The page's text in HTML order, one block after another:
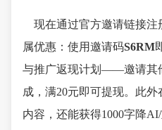
现在通过官方邀请链接注
属优惠：使用邀请码S6RM
与推广返现计划——邀请其
成，满20元即可提现。此
内容，还能获得1000字降